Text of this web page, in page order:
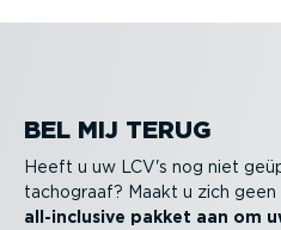
BEL MIJ TERUG
Heeft u uw LCV's nog niet
tachograaf? Maakt u zich
all-in­clusive pakket aan om